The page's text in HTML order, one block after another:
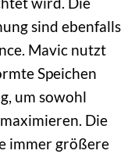
sind ebenfalls
Mavic nutzt
Speichen
um sowohl
Die
immer größere